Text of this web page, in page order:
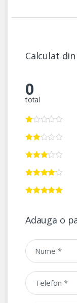
Calculat
0
total
Adauga o